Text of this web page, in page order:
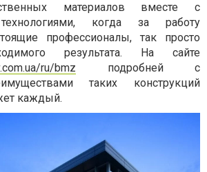
материалов вместе с
когда за работу
профессионалы, так просто
результата. На сайте
ru/bmz подробней с
таких конструкций
каждый.